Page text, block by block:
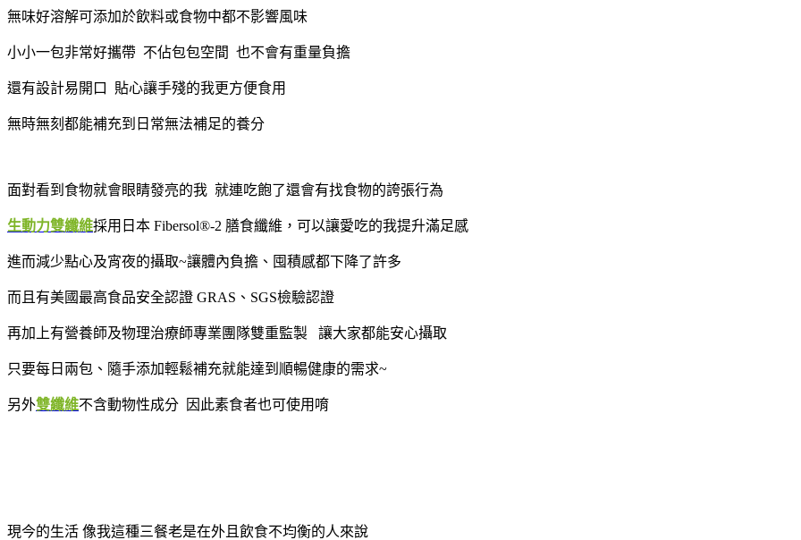
無味好溶解可添加於飲料或食物中都不影響風味
小小一包非常好攜帶 不佔包包空間 也不會有重量負擔
還有設計易開口 貼心讓手殘的我更方便食用
無時無刻都能補充到日常無法補足的養分
面對看到食物就會眼睛發亮的我 就連吃飽了還會有找食物的誇張行為
生動力雙纖維採用日本 Fibersol®-2 膳食纖維，可以讓愛吃的我提升滿足感
進而減少點心及宵夜的攝取~讓體內負擔、囤積感都下降了許多
而且有美國最高食品安全認證 GRAS、SGS檢驗認證
再加上有營養師及物理治療師專業團隊雙重監製 讓大家都能安心攝取
只要每日兩包、隨手添加輕鬆補充就能達到順暢健康的需求~
另外雙纖維不含動物性成分 因此素食者也可使用唷
現今的生活 像我這種三餐老是在外且飲食不均衡的人來說